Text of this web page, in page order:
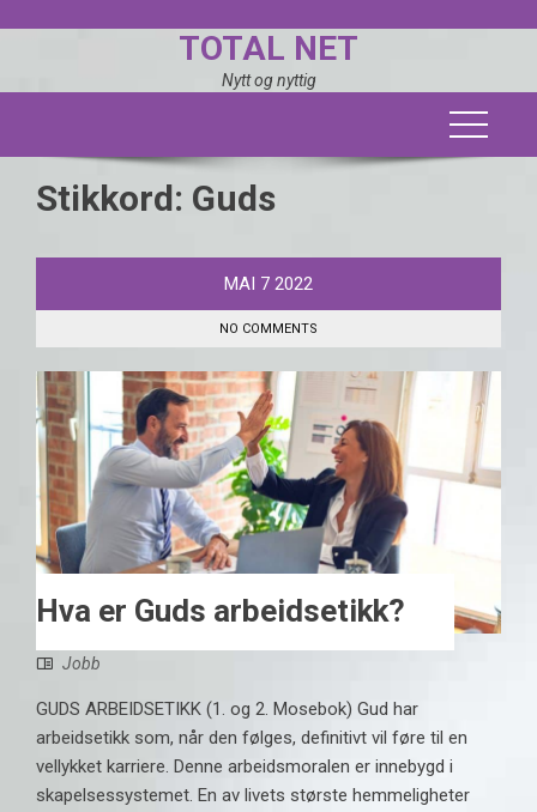
TOTAL NET
Nytt og nyttig
Stikkord: Guds
MAI 7 2022
NO COMMENTS
Hva er Guds arbeidsetikk?
Jobb
GUDS ARBEIDSETIKK (1. og 2. Mosebok) Gud har
arbeidsetikk som, når den følges, definitivt vil føre til en
vellykket karriere. Denne arbeidsmoralen er innebygd i
skapelsessystemet. En av livets største hemmeligheter